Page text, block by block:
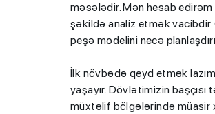
məsələdir. Mən hesab
şəkildə analiz etmək
peşə modelini necə
İlk növbədə qeyd etmək
yaşayır. Dövlətimizin
müxtəlif bölgələrində müasir